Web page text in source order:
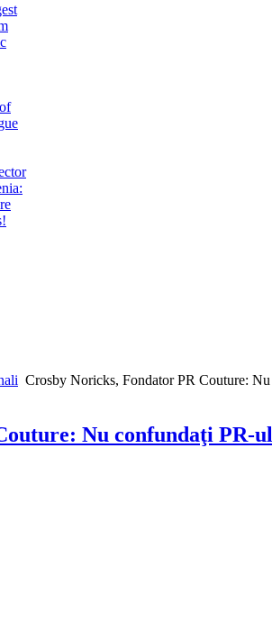
Crosby Noricks, Fondator PR Couture: Nu
Nu confundaţi PR-ul